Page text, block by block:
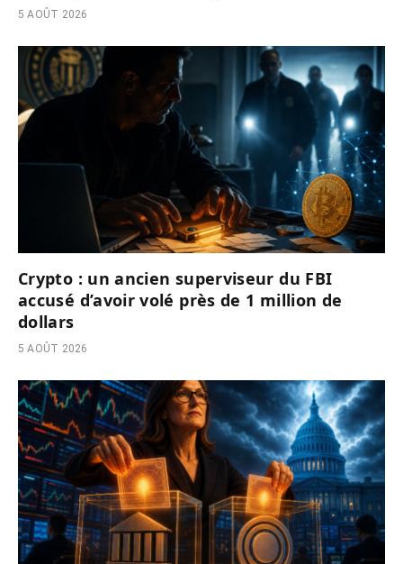
5 AOÛT 2026
Crypto : un ancien superviseur du FBI
accusé d’avoir volé près de 1 million de
dollars
5 AOÛT 2026